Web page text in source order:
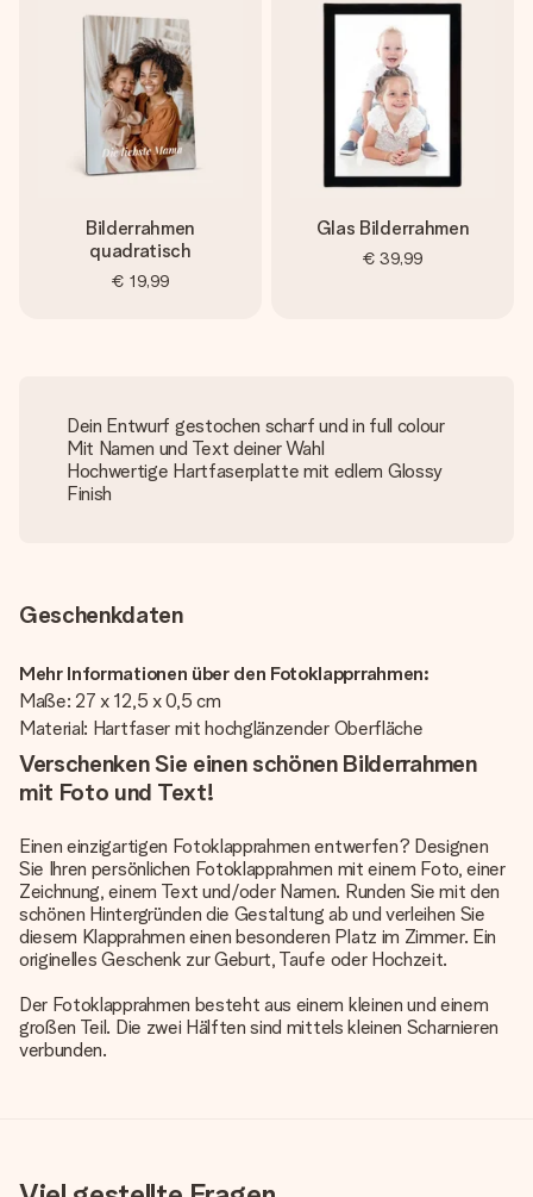
Bilderrahmen
quadratisch
€ 19,99
Glas Bilderrahmen
€ 39,99
Dein Entwurf gestochen scharf und in full colour
Mit Namen und Text deiner Wahl
Hochwertige Hartfaserplatte mit edlem Glossy
Finish
Geschenkdaten
Mehr Informationen über den Fotoklapprrahmen:
Maße: 27 x 12,5 x 0,5 cm
Material: Hartfaser mit hochglänzender Oberfläche
Verschenken Sie einen schönen Bilderrahmen
mit Foto und Text!
Einen einzigartigen Fotoklapprahmen entwerfen? Designen
Sie Ihren persönlichen Fotoklapprahmen mit einem Foto, einer
Zeichnung, einem Text und/oder Namen. Runden Sie mit den
schönen Hintergründen die Gestaltung ab und verleihen Sie
diesem Klapprahmen einen besonderen Platz im Zimmer. Ein
originelles Geschenk zur Geburt, Taufe oder Hochzeit.
Der Fotoklapprahmen besteht aus einem kleinen und einem
großen Teil. Die zwei Hälften sind mittels kleinen Scharnieren
verbunden.